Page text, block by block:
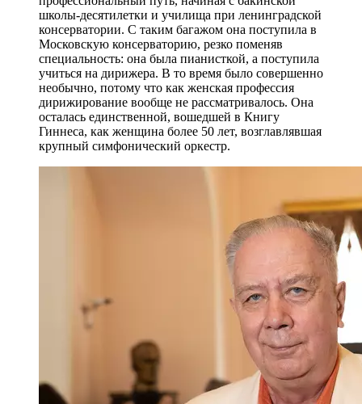
школы-десятилетки и училища при ленинградской
консерватории. С таким багажом она поступила в
Московскую консерваторию, резко поменяв
специальность: она была пианисткой, а поступила
учиться на дирижера. В то время было совершенно
необычно, потому что как женская профессия
дирижирование вообще не рассматривалось. Она
осталась единственной, вошедшей в Книгу
Гиннеса, как женщина более 50 лет, возглавлявшая
крупный симфонический оркестр.